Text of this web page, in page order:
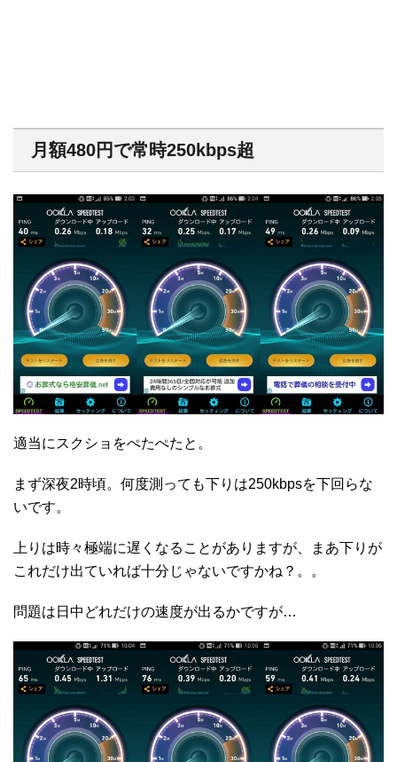
月額480円で常時250kbps超
適当にスクショをぺたぺたと。
まず深夜2時頃。何度測っても下りは250kbpsを下回らな
いです。
上りは時々極端に遅くなることがありますが、まあ下りが
これだけ出ていれば十分じゃないですかね？。。
問題は日中どれだけの速度が出るかですが…